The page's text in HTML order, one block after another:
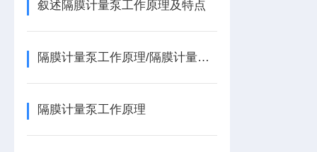
叙述隔膜计量泵工作原理及特点
隔膜计量泵工作原理/隔膜计量泵工作原理
隔膜计量泵工作原理